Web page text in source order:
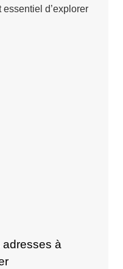
d’explorer
adresses à